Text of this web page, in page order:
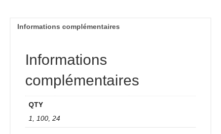
Informations complémentaires
Informations
complémentaires
QTY
1, 100, 24